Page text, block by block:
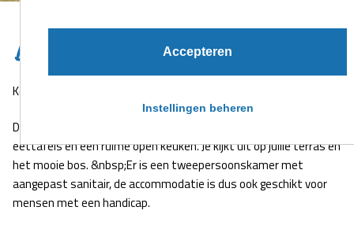
De Joris
Kom gezellig overnachten met twaalf personen in De Joris!
De Joris heeft een knusse zithoek, met aansluitend twee
eettafels en een ruime open keuken. Je kijkt uit op jullie terras en
het mooie bos. &nbsp;Er is een tweepersoonskamer met
aangepast sanitair, de accommodatie is dus ook geschikt voor
mensen met een handicap.
Accepteren
Instellingen beheren